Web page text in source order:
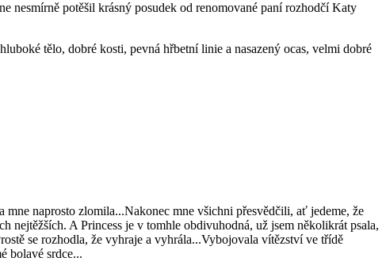
nesmírně potěšil krásný posudek od renomované paní rozhodčí Katy
tělo, dobré kosti, pevná hřbetní linie a nasazený ocas, velmi dobré
naprosto zlomila...Nakonec mne všichni přesvědčili, ať jedeme, že
A Princess je v tomhle obdivuhodná, už jsem několikrát psala,
se rozhodla, že vyhraje a vyhrála...Vybojovala vítězství ve třídě
bolavé srdce...